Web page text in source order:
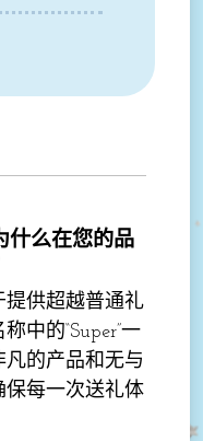
什么在您的品
提供超越普通礼
中的“Super”一
的产品和无与
保每一次送礼体